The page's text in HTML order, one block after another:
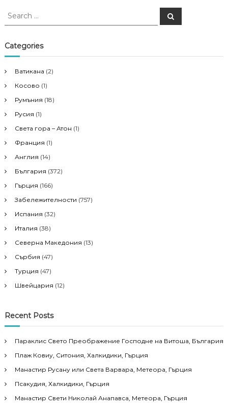
S
r
c
f
o
r
S
e
Categories
Ватикана (2)
Косово (1)
Румъния (18)
Русия (1)
Света гора – Атон (1)
Франция (1)
Англия (14)
България (372)
Гърция (166)
Забележителности (757)
Испания (32)
Италия (38)
Северна Македония (13)
Сърбия (47)
Турция (47)
Швейцария (12)
Recent Posts
Параклис Свето Преображение Господне на Витоша, България
Плаж Ковиу, Ситония, Халкидики, Гърция
Манастир Русану или Света Варвара, Метеора, Гърция
Псакудия, Халкидики, Гърция
Манастир Свети Николай Анапавса, Метеора, Гърция